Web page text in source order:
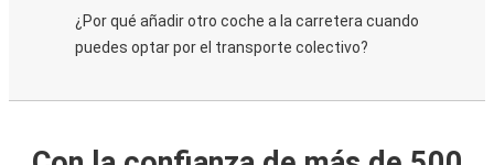
¿Por qué añadir otro coche a la carretera cuando
puedes optar por el transporte colectivo?